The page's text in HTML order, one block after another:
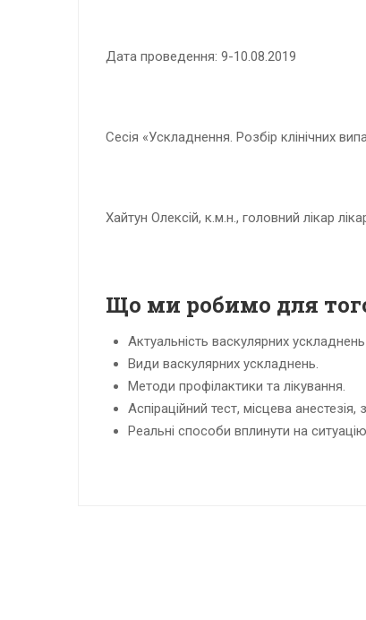
Дата проведення: 9-10.08.2019
Сесія «Ускладнення. Розбір клінічних
Хайтун Олексій, к.м.н., головний лікар
Що ми робимо для
Актуальність васкулярних
Види васкулярних ускладнень.
Методи профілактики та лікування.
Аспіраційний тест, місцева
Реальні способи вплинути на